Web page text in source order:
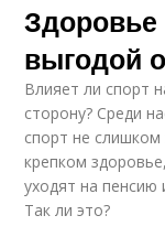
Здоровье
выгодой
Влияет ли спорт
сторону? Среди
спорт не
крепком
уходят на
Так ли это?